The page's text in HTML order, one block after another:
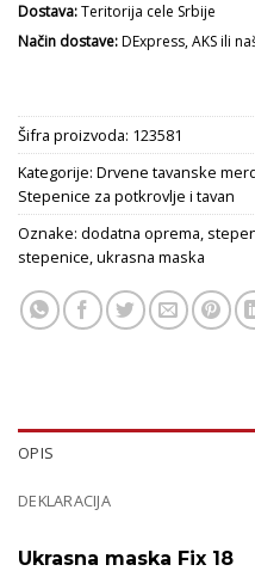
Dostava:Teritorija cele Srbije
Način dostave:DExpress, AKS ili
Šifra proizvoda: 123581
Kategorije: Drvene tavanske
Stepenice za potkrovlje i tavan
Oznake: dodatna oprema,
stepenice,ukrasna maska
OPIS
DEKLARACIJA
Ukrasna maska Fix 18